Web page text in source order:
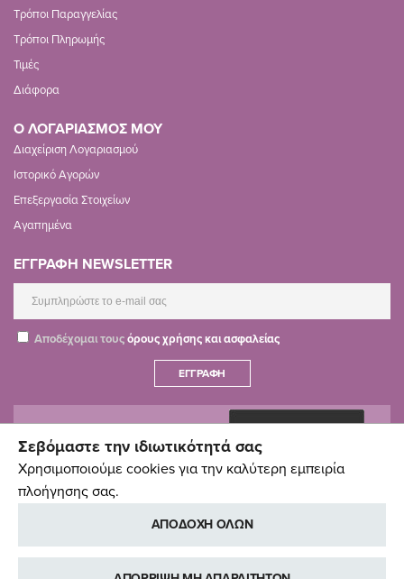
Τρόποι Παραγγελίας
Τρόποι Πληρωμής
Τιμές
Διάφορα
Ο ΛΟΓΑΡΙΑΣΜΟΣ ΜΟΥ
Διαχείριση Λογαριασμού
Ιστορικό Αγορών
Επεξεργασία Στοιχείων
Αγαπημένα
ΕΓΓΡΑΦΗ NEWSLETTER
Αποδέχομαι τουςόρους χρήσης και ασφαλείας
ΕΓΓΡΑΦΉ
Σεβόμαστε την ιδιωτικότητά σας
Χρησιμοποιούμε cookies για την καλύτερη εμπειρία
πλοήγησης σας.
ΑΠΟΔΟΧΗ ΟΛΩΝ